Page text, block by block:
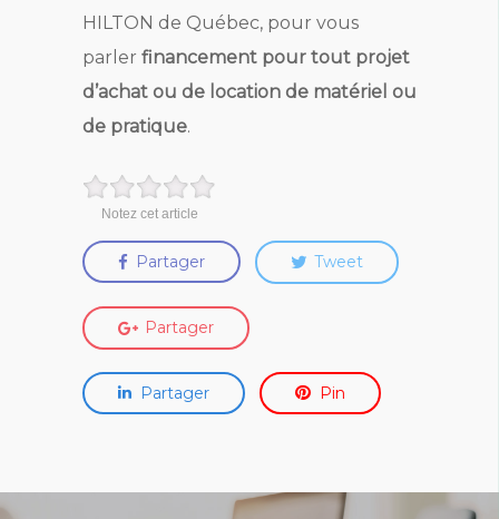
HILTON de Québec, pour vous
parler financement pour tout projet
d’achat ou de location de matériel ou
de pratique.
Notez cet article
Partager Tweet
Partager
Partager Pin